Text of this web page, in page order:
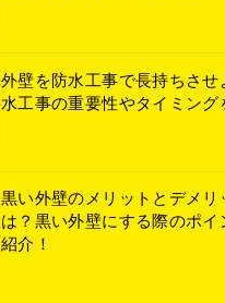
外壁を防水工事で長持ちさせ
水工事の重要性やタイミング
黒い外壁のメリットとデメリ
は？黒い外壁にする際のポイ
紹介！